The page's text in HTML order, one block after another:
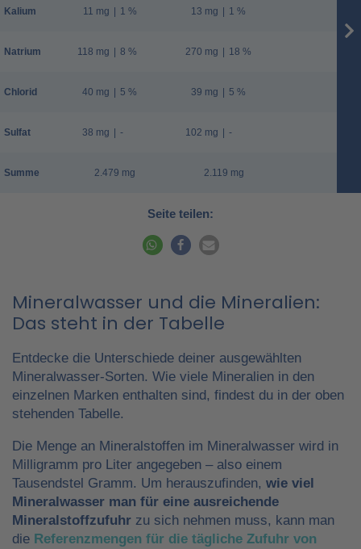
Kalium
Natrium
Chlorid
Sulfat
Summe
11 mg | 1 %
118 mg | 8 %
40 mg | 5 %
38 mg | -
2.479 mg
13 mg | 1 %
270 mg | 18 %
39 mg | 5 %
102 mg | -
2.119 mg
Seite teilen:
Mineralwasser und die Mineralien:
Das steht in der Tabelle
Entdecke die Unterschiede deiner ausgewählten
Mineralwasser-Sorten. Wie viele Mineralien in den
einzelnen Marken enthalten sind, findest du in der oben
stehenden Tabelle.
Die Menge an Mineralstoffen im Mineralwasser wird in
Milligramm pro Liter angegeben – also einem
Tausendstel Gramm. Um herauszufinden, wie viel
Mineralwasser man für eine ausreichende
Mineralstoffzufuhr zu sich nehmen muss, kann man
die Referenzmengen für die tägliche Zufuhr von